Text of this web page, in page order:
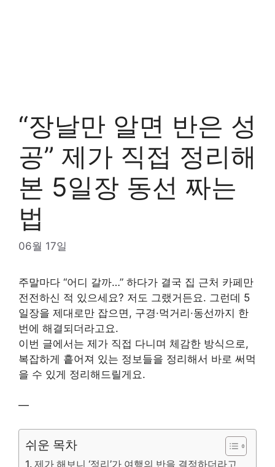
“장날만 알면 반은 성
공” 제가 직접 정리해
본 5일장 동선 짜는
법
06월 17일
주말마다 “어디 갈까…” 하다가 결국 집 근처 카페만
전전하신 적 있으세요? 저도 그랬거든요. 그런데 5
일장을 제대로만 잡으면, 구경·먹거리·동선까지 한
번에 해결되더라고요.
이번 글에서는 제가 직접 다니며 체감한 방식으로,
복잡하게 흩어져 있는 정보들을 정리해서 바로 써먹
을 수 있게 정리해드릴게요.
—
쉬운 목차
제가 해보니 ‘정리’가 여행의 반을 결정하더라고